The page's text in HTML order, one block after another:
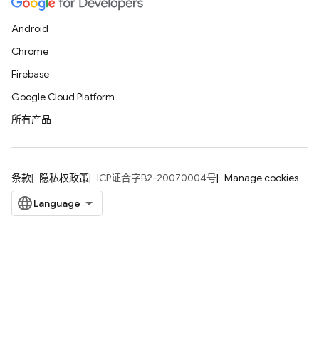
Android
Chrome
Firebase
Google Cloud Platform
所有产品
条款 隐私权政策 ICP证合字B2-20070004号 Manage cookies